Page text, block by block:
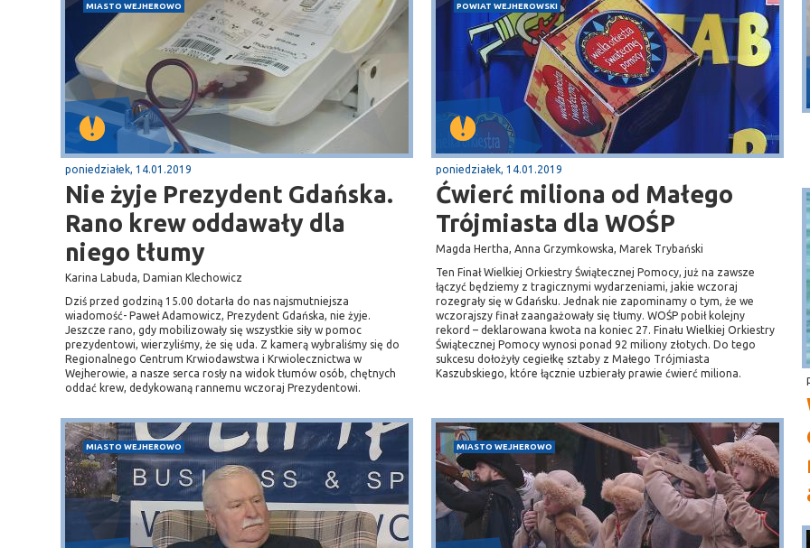
MIASTO WEJHEROWO
poniedziałek, 14.01.2019
Nie żyje Prezydent Gdańska.
Rano krew oddawały dla
niego tłumy
Karina Labuda, Damian Klechowicz
Dziś przed godziną 15.00 dotarła do nas najsmutniejsza
wiadomość- Paweł Adamowicz, Prezydent Gdańska, nie żyje.
Jeszcze rano, gdy mobilizowały się wszystkie siły w pomoc
prezydentowi, wierzyliśmy, że się uda. Z kamerą wybraliśmy się do
Regionalnego Centrum Krwiodawstwa i Krwiolecznictwa w
Wejherowie, a nasze serca rosły na widok tłumów osób, chętnych
oddać krew, dedykowaną rannemu wczoraj Prezydentowi.
POWIAT WEJHEROWSKI
poniedziałek, 14.01.2019
Ćwierć miliona od Małego
Trójmiasta dla WOŚP
Magda Hertha, Anna Grzymkowska, Marek Trybański
Ten Finał Wielkiej Orkiestry Świątecznej Pomocy, już na zawsze
łączyć będziemy z tragicznymi wydarzeniami, jakie wczoraj
rozegrały się w Gdańsku. Jednak nie zapominamy o tym, że we
wczorajszy finał zaangażowały się tłumy. WOŚP pobił kolejny
rekord – deklarowana kwota na koniec 27. Finału Wielkiej Orkiestry
Świątecznej Pomocy wynosi ponad 92 miliony złotych. Do tego
sukcesu dołożyły cegiełkę sztaby z Małego Trójmiasta
Kaszubskiego, które łącznie uzbierały prawie ćwierć miliona.
MIASTO WEJHEROWO MIASTO WEJHEROWO
Sopot
plaża
Puck
Przystań, molo